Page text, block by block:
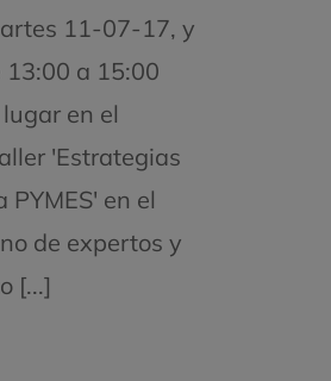
11-07-17, y
13:00 a 15:00
en el
'Estrategias
en el
de expertos y
[...]